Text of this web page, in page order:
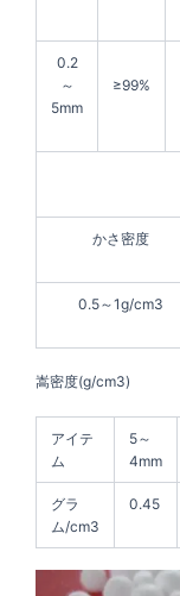
0.2
～
5mm
≥99%
かさ密度
0.5～1g/cm3
嵩密度(g/cm3)
アイテ
ム
5～
4mm
グラ
ム/cm3
0.45